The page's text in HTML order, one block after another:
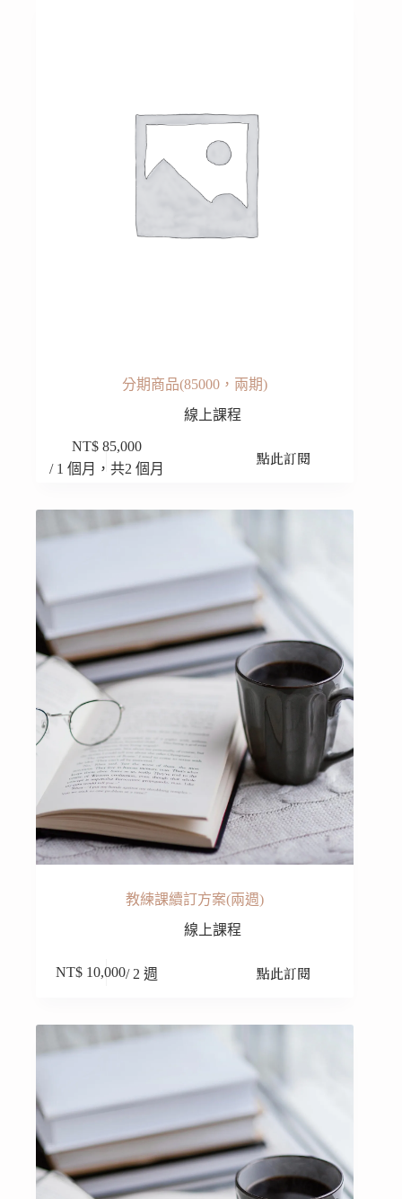
分期商品(85000，兩期)
線上課程
NT$85,000
/ 1 個月，共2 個月
點此訂閱
教練課續訂方案(兩週)
線上課程
NT$10,000/ 2 週 點此訂閱